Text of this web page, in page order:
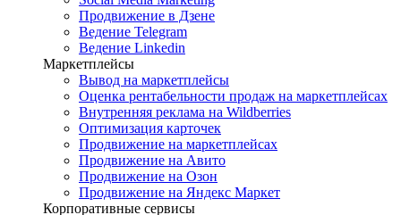
Продвижение в Дзене
Ведение Telegram
Ведение Linkedin
Маркетплейсы
Вывод на маркетплейсы
Оценка рентабельности продаж на маркетплейсах
Внутренняя реклама на Wildberries
Оптимизация карточек
Продвижение на маркетплейсах
Продвижение на Авито
Продвижение на Озон
Продвижение на Яндекс Маркет
Корпоративные сервисы